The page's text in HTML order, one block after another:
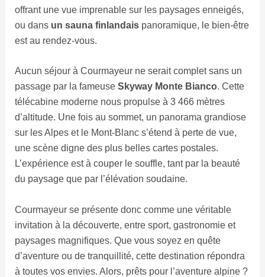
offrant une vue imprenable sur les paysages enneigés,
ou dansun sauna finlandaispanoramique, le bien-être
est au rendez-vous.
Aucun séjour à Courmayeur ne serait complet sans un
passage par la fameuse Skyway Monte Bianco. Cette
télécabine moderne nous propulse à 3 466 mètres
d’altitude. Une fois au sommet, un panorama grandiose
sur les Alpes et le Mont-Blanc s’étend à perte de vue,
une scène digne des plus belles cartes postales.
L’expérience est à couper le souffle, tant par la beauté
du paysage que par l’élévation soudaine.
Courmayeur se présente donc comme une véritable
invitation à la découverte, entre sport, gastronomie et
paysages magnifiques. Que vous soyez en quête
d’aventure ou de tranquillité, cette destination répondra
à toutes vos envies. Alors, prêts pour l’aventure alpine ?